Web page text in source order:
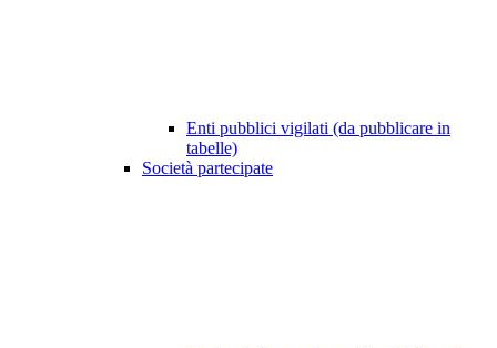
Enti pubblici vigilati (da pubblicare in
tabelle)
Società partecipate